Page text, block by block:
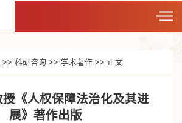
>> 科研咨询 >> 学术著作>> 正文
《人权保障法治化及其进
展》著作出版